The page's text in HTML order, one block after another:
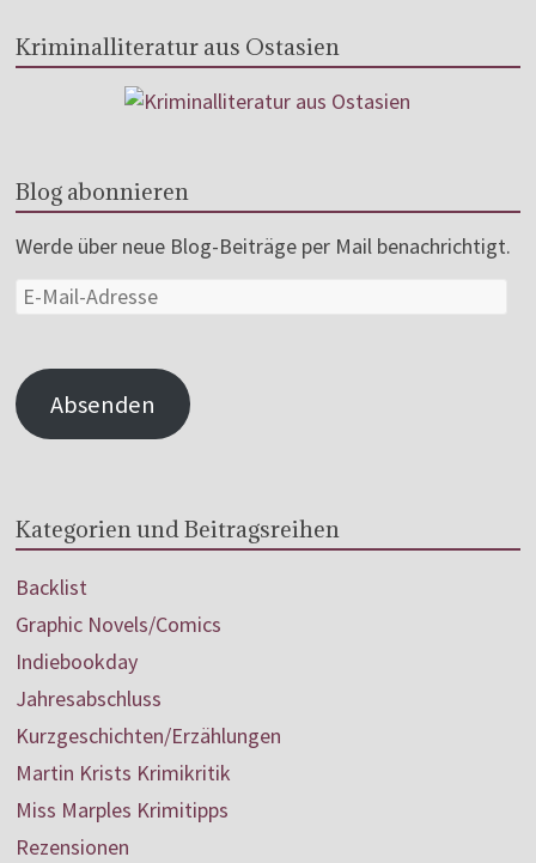
Kriminalliteratur aus Ostasien
Blog abonnieren
Werde über neue Blog-Beiträge per Mail benachrichtigt.
Absenden
Kategorien und Beitragsreihen
Backlist
Graphic Novels/Comics
Indiebookday
Jahresabschluss
Kurzgeschichten/Erzählungen
Martin Krists Krimikritik
Miss Marples Krimitipps
Rezensionen